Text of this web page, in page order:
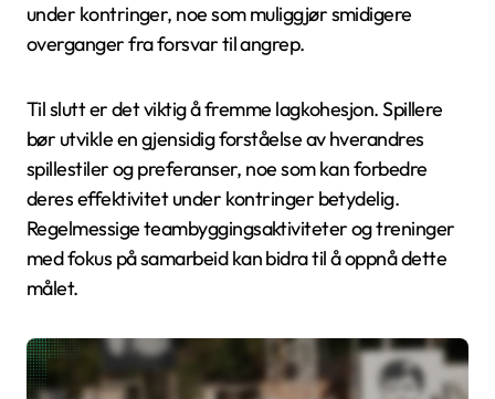
under kontringer, noe som muliggjør smidigere
overganger fra forsvar til angrep.
Til slutt er det viktig å fremme lagkohesjon. Spillere
bør utvikle en gjensidig forståelse av hverandres
spillestiler og preferanser, noe som kan forbedre
deres effektivitet under kontringer betydelig.
Regelmessige teambyggingsaktiviteter og treninger
med fokus på samarbeid kan bidra til å oppnå dette
målet.